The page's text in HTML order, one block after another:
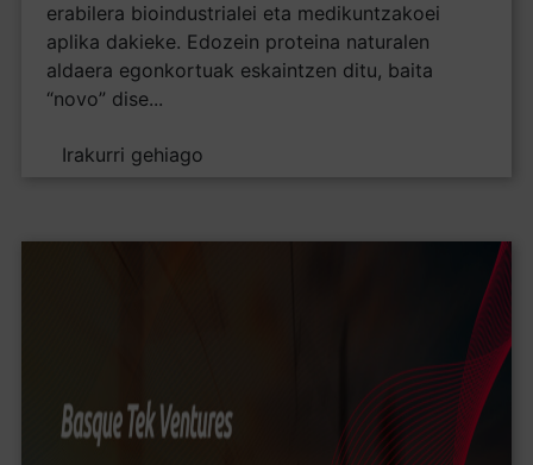
erabilera bioindustrialei eta medikuntzakoei
aplika dakieke. Edozein proteina naturalen
aldaera egonkortuak eskaintzen ditu, baita
“novo” dise...
Irakurri gehiago